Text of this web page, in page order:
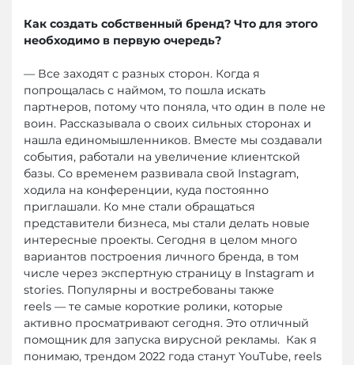
Как создать собственный бренд? Что для этого
необходимо в первую очередь?
— Все заходят с разных сторон. Когда я
попрощалась с наймом, то пошла искать
партнеров, потому что поняла, что один в поле не
воин. Рассказывала о своих сильных сторонах и
нашла единомышленников. Вместе мы создавали
события, работали на увеличение клиентской
базы. Со временем развивала свой Instagram,
ходила на конференции, куда постоянно
приглашали. Ко мне стали обращаться
представители бизнеса, мы стали делать новые
интересные проекты. Сегодня в целом много
вариантов построения личного бренда, в том
числе через экспертную страницу в Instagram и
stories. Популярны и востребованы также
reels — те самые короткие ролики, которые
активно просматривают сегодня. Это отличный
помощник для запуска вирусной рекламы. Как я
понимаю, трендом 2022 года станут YouTube, reels